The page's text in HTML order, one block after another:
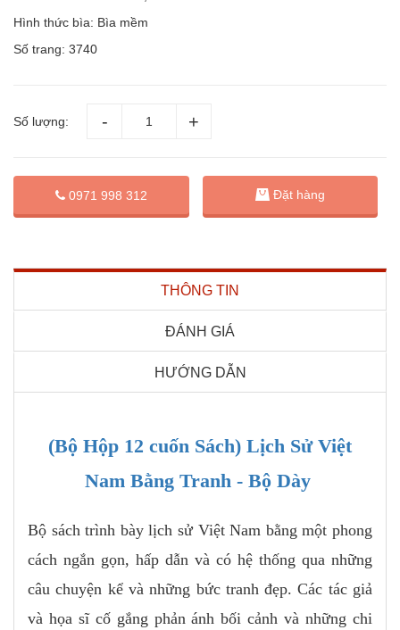
Hình thức bìa: Bìa mềm
Số trang: 3740
Số lượng:
0971 998 312 Đặt hàng
THÔNG TIN
ĐÁNH GIÁ
HƯỚNG DẪN
(Bộ Hộp 12 cuốn Sách) Lịch Sử Việt
Nam Bằng Tranh - Bộ Dày
Bộ sách trình bày lịch sử Việt Nam bằng một phong
cách ngắn gọn, hấp dẫn và có hệ thống qua những
câu chuyện kể và những bức tranh đẹp. Các tác giả
và họa sĩ cố gắng phản ánh bối cảnh và những chi